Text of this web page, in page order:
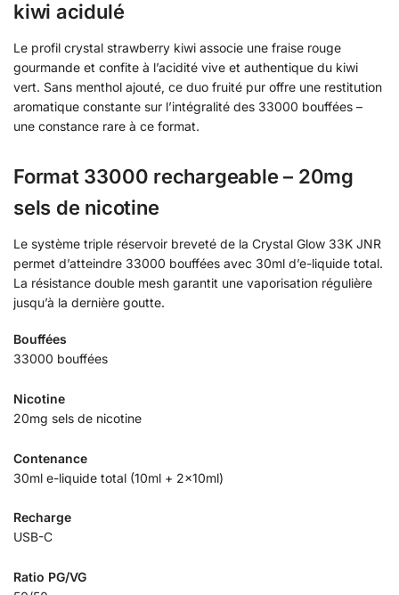
kiwi acidulé
Le profil crystal strawberry kiwi associe une fraise rouge
gourmande et confite à l’acidité vive et authentique du kiwi
vert. Sans menthol ajouté, ce duo fruité pur offre une restitution
aromatique constante sur l’intégralité des 33000 bouffées –
une constance rare à ce format.
Format 33000 rechargeable – 20mg
sels de nicotine
Le système triple réservoir breveté de la Crystal Glow 33K JNR
permet d’atteindre 33000 bouffées avec 30ml d’e-liquide total.
La résistance double mesh garantit une vaporisation régulière
jusqu’à la dernière goutte.
Bouffées
33000 bouffées
Nicotine
20mg sels de nicotine
Contenance
30ml e-liquide total (10ml + 2x10ml)
Recharge
USB-C
Ratio PG/VG